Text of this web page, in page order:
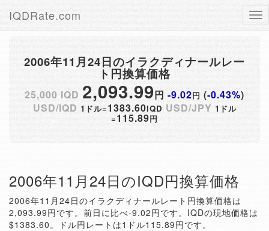
IQDRate.com
2006年11月24日のイラクディナールレー
ト円換算価格
25,000 IQD 2,093.99円-9.02円 (-0.43%)
USD/IQD 1ドル=1383.60IQD USD/JPY 1ドル
=115.89円
2006年11月24日のIQD円換算価格
2006年11月24日のイラクディナールレート円換算価格は
2,093.99円です。前日に比べ-9.02円です。IQDの現地価格は
$1383.60。ドル円レートは1ドル115.89円です。